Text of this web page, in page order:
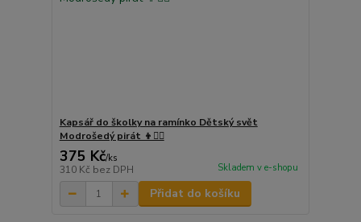
Kapsář do školky na ramínko Dětský svět
Modrošedý pirát 👦🏴‍☠️
375 Kč/ks
310 Kč bez DPH Skladem v e-shopu
Přidat do košíku